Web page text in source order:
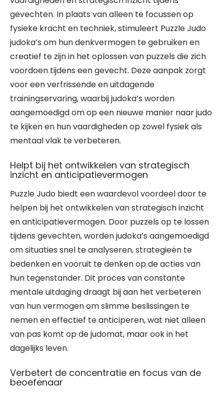
gevechten. In plaats van alleen te focussen op
fysieke kracht en techniek, stimuleert Puzzle Judo
judoka’s om hun denkvermogen te gebruiken en
creatief te zijn in het oplossen van puzzels die zich
voordoen tijdens een gevecht. Deze aanpak zorgt
voor een verfrissende en uitdagende
trainingservaring, waarbij judoka’s worden
aangemoedigd om op een nieuwe manier naar judo
te kijken en hun vaardigheden op zowel fysiek als
mentaal vlak te verbeteren.
Helpt bij het ontwikkelen van strategisch
inzicht en anticipatievermogen
Puzzle Judo biedt een waardevol voordeel door te
helpen bij het ontwikkelen van strategisch inzicht
en anticipatievermogen. Door puzzels op te lossen
tijdens gevechten, worden judoka’s aangemoedigd
om situaties snel te analyseren, strategieën te
bedenken en vooruit te denken op de acties van
hun tegenstander. Dit proces van constante
mentale uitdaging draagt bij aan het verbeteren
van hun vermogen om slimme beslissingen te
nemen en effectief te anticiperen, wat niet alleen
van pas komt op de judomat, maar ook in het
dagelijks leven.
Verbetert de concentratie en focus van de
beoefenaar